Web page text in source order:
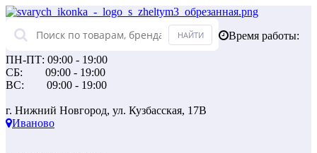
Время работы:
ПН-ПТ: 09:00 - 19:00
СБ: 09:00 - 19:00
ВС: 09:00 - 19:00
г. Нижний Новгород, ул. Кузбасская, 17В
Иваново